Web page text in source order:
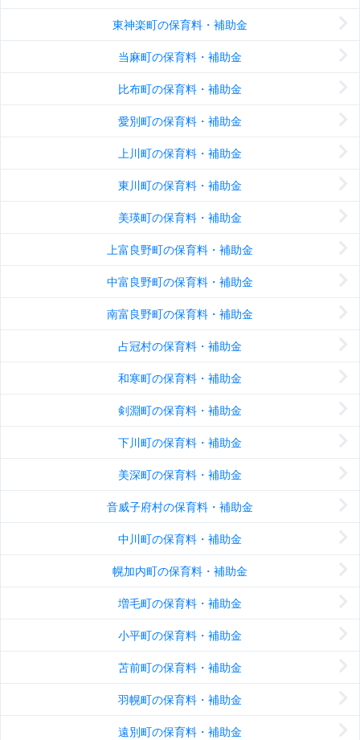
東神楽町の保育料・補助金
当麻町の保育料・補助金
比布町の保育料・補助金
愛別町の保育料・補助金
上川町の保育料・補助金
東川町の保育料・補助金
美瑛町の保育料・補助金
上富良野町の保育料・補助金
中富良野町の保育料・補助金
南富良野町の保育料・補助金
占冠村の保育料・補助金
和寒町の保育料・補助金
剣淵町の保育料・補助金
下川町の保育料・補助金
美深町の保育料・補助金
音威子府村の保育料・補助金
中川町の保育料・補助金
幌加内町の保育料・補助金
増毛町の保育料・補助金
小平町の保育料・補助金
苫前町の保育料・補助金
羽幌町の保育料・補助金
遠別町の保育料・補助金